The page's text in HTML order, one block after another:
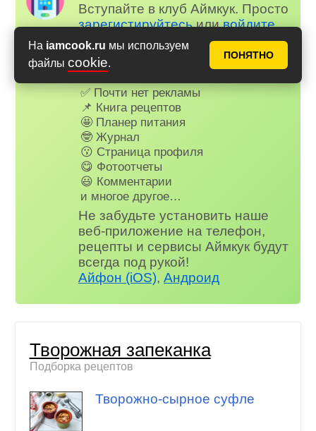
На iamcook.ru мы используем
файлы cookie.
ПОНЯТНО
Вступайте в клуб Аймкук. Просто
зарегистируйтесьиливойдите
на наш сайт через Яндекс или
ВК.
Для всех, кто в клубе...
✅ Почти нет рекламы
📌 Книга рецептов
🤩 Планер питания
🤓 Журнал
😗 Страница профиля
😋 Фотоотчеты
😃 Комментарии
и многое другое…
Не забудьте установить наше
веб-приложение на телефон,
рецепты и сервисы Аймкук будут
всегда под рукой!
Айфон (iOS),Андроид
Творожная запеканка
Подборка рецептов
Творожно-сырное суфле